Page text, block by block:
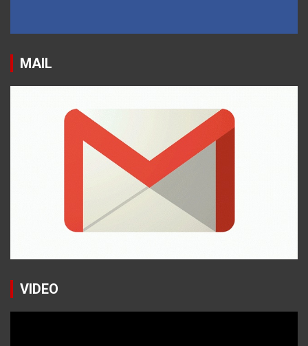
MAIL
VIDEO